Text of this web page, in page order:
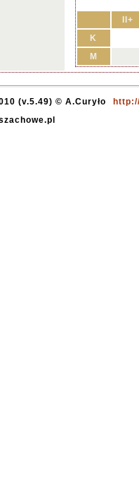
II+
K
M
(v.5.49) © A.Curyło